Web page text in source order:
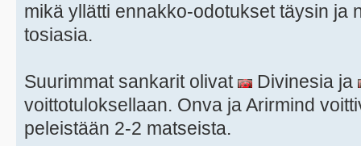
mikä yllätti ennakko-odotukset täysin ja
tosiasia.
Suurimmat sankarit olivat
Divinesia ja
voittotuloksellaan. Onva ja Arirmind
peleistään 2-2 matseista.